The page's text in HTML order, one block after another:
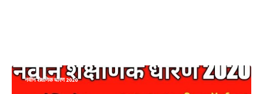
नवीन शैक्षणिक धोरण 2020